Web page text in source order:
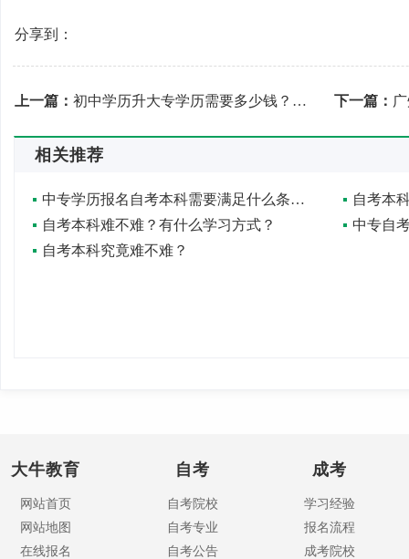
分享到：
上一篇： 初中学历升大专学历需要多少钱？有用吗？ 下一篇：
相关推荐
中专学历报名自考本科需要满足什么条件？
自考本科难不难？有什么学习方式？
中专自
自考本科究竟难不难？
大牛教育
网站首页
网站地图
在线报名
自考
自考院校
自考专业
自考公告
成考
学习经验
报名流程
成考院校